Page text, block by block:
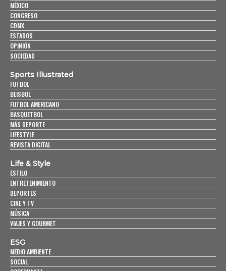
MÉXICO
CONGRESO
CDMX
ESTADOS
OPINIÓN
SOCIEDAD
Sports Illustrated
FUTBOL
BEISBOL
FUTBOL AMERICANO
BASQUETBOL
MÁS DEPORTE
LIFESTYLE
REVISTA DIGITAL
Life & Style
ESTILO
ENTRETENIMIENTO
DEPORTES
CINE Y TV
MÚSICA
VIAJES Y GOURMET
ESG
MEDIO AMBIENTE
SOCIAL